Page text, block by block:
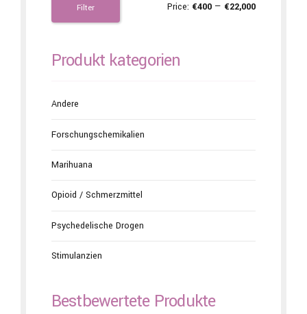
Filter Price: €400 — €22,000
Produkt kategorien
Andere
Forschungschemikalien
Marihuana
Opioid / Schmerzmittel
Psychedelische Drogen
Stimulanzien
Bestbewertete Produkte